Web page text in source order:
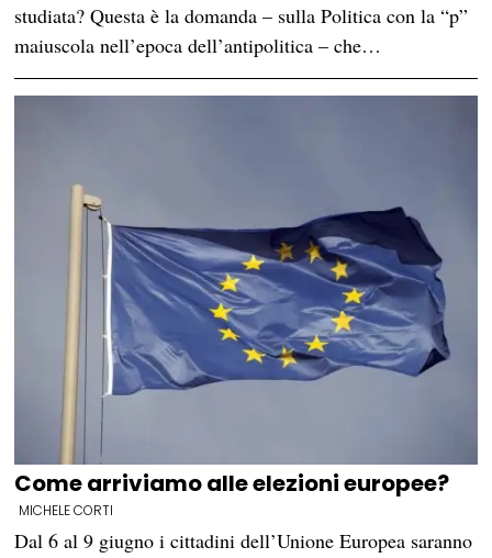
studiata? Questa è la domanda – sulla Politica con la “p”
maiuscola nell’epoca dell’antipolitica – che…
Come arriviamo alle elezioni europee?
MICHELE CORTI
Dal 6 al 9 giugno i cittadini dell’Unione Europea saranno